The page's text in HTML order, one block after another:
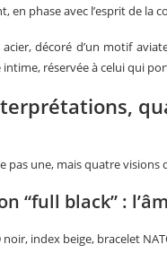
en phase avec l’esprit de la
décoré d’un motif
réservée à celui qui
pas une, mais quatre visions
“full black” :
index beige, bracelet